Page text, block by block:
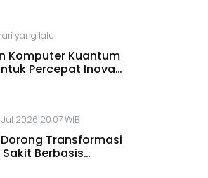
yang lalu
Komputer Kuantum
Percepat Inovasi
2026 20.07 WIB
Transformasi
Sakit Berbasis